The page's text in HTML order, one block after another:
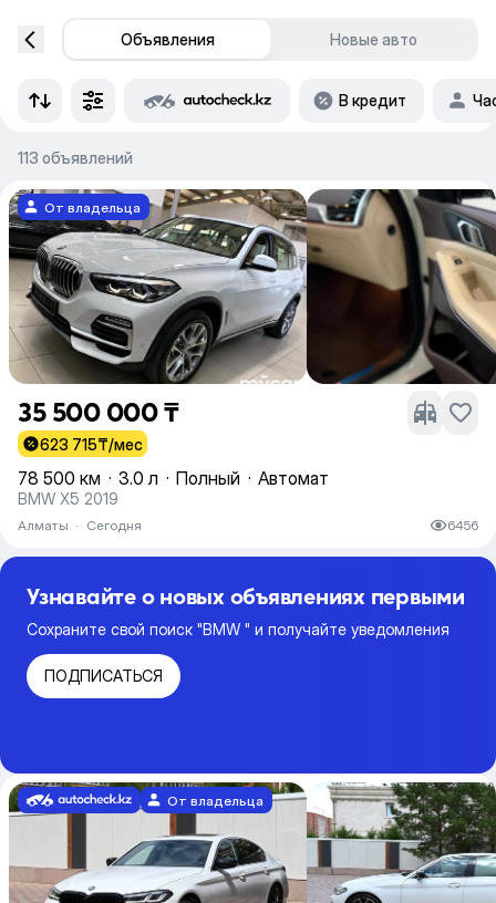
Объявления Новые авто
В кредит
113 объявлений
От владельца
35 500 000 ₸
623 715₸/мес
78 500 км · 3.0 л · Полный · Автомат
BMW X5 2019
Алматы · Сегодня 6456
Узнавайте о новых объявлениях первыми
Сохраните свой поиск "BMW " и получайте уведомления
ПОДПИСАТЬСЯ
От владельца